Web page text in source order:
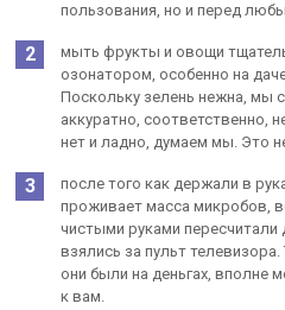
пользования, но и перед
мыть фрукты и овощи
озонатором, особенно на
Поскольку зелень нежна, мы
аккуратно, соответственно,
нет и ладно, думаем мы. Это
после того как держали в
проживает масса микробов,
чистыми руками пересчитали
взялись за пульт
они были на деньгах, вполне
к вам.